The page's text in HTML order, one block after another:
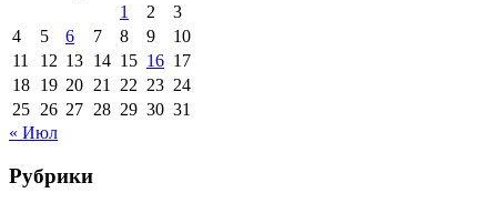
1
2
3
4
5 6 7 8 9
10
11
12 13 14 15 16 17
18 19 20 21 22 23 24
25 26 27 28 29 30 31
« Июл
Рубрики